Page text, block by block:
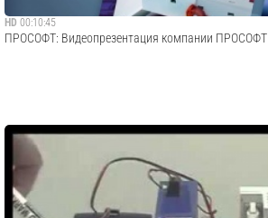
HD 00:10:45
ПРОСОФТ: Видеопрезентация компании ПРОСОФТ